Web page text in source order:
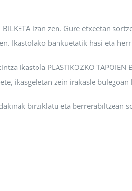
izan zen. Gure etxeetan
Ikastolako bankuetatik hasi eta
Ikastola PLASTIKOZKO
ikasgeletan zein irakasle
birziklatu eta berrerabiltzean